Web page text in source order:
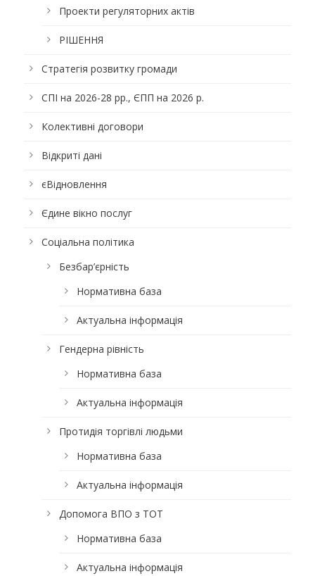
Проекти регуляторних актів
РІШЕННЯ
Стратегія розвитку громади
СПІ на 2026-28 рр., ЄПП на 2026 р.
Колективні договори
Відкриті дані
єВідновлення
Єдине вікно послуг
Соціальна політика
Безбар’єрність
Нормативна база
Актуальна інформація
Гендерна рівність
Нормативна база
Актуальна інформація
Протидія торгівлі людьми
Нормативна база
Актуальна інформація
Допомога ВПО з ТОТ
Нормативна база
Актуальна інформація